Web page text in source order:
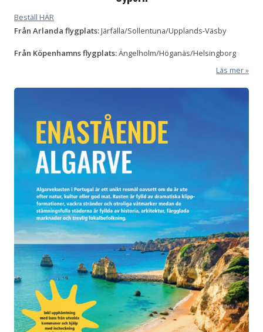
Beställ HÄR
Från Arlanda flygplats:Järfälla/Sollentuna/Upplands-Väsby
Från Köpenhamns flygplats:Ängelholm/Höganäs/Helsingborg
Läs mer